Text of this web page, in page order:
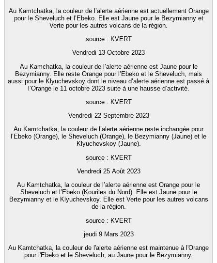
Au Kamtchatka, la couleur de l’alerte aérienne est actuellement Orange
pour le Sheveluch et l’Ebeko. Elle est Jaune pour le Bezymianny et
Verte pour les autres volcans de la région.
source : KVERT
Vendredi 13 Octobre 2023
Au Kamchatka, la couleur de l’alerte aérienne est Jaune pour le
Bezymianny. Elle reste Orange pour l’Ebeko et le Sheveluch, mais
aussi pour le Klyuchevskoy dont le niveau d’alerte aérienne est passé à
l’Orange le 11 octobre 2023 suite à une hausse d’activité.
source : KVERT
Vendredi 22 Septembre 2023
Au Kamtchatka, la couleur de l’alerte aérienne reste inchangée pour
l’Ebeko (Orange), le Sheveluch (Orange), le Bezymianny (Jaune) et le
Klyuchevskoy (Jaune).
source : KVERT
Vendredi 25 Août 2023
Au Kamtchatka, la couleur de l’alerte aérienne est Orange pour le
Sheveluch et l’Ebeko (Kouriles du Nord). Elle est Jaune pour le
Bezymianny et le Klyuchevskoy. Elle est Verte pour les autres volcans
de la région.
source : KVERT
jeudi 9 Mars 2023
Au Kamtchatka, la couleur de l'alerte aérienne est maintenue à l'Orange
pour l'Ebeko et le Sheveluch, au Jaune pour le Bezymianny.